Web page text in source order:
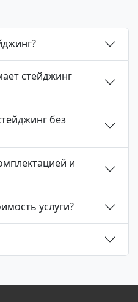
стейджинг
без
и
услуги?